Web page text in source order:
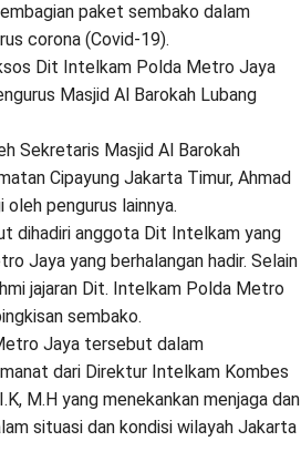
paket sembako dalam
corona (Covid-19).
Dit Intelkam Polda Metro Jaya
Masjid Al Barokah Lubang
Sekretaris Masjid Al Barokah
Cipayung Jakarta Timur, Ahmad
oleh pengurus lainnya.
dihadiri anggota Dit Intelkam yang
Jaya yang berhalangan hadir. Selain
jajaran Dit. Intelkam Polda Metro
sembako.
Jaya tersebut dalam
dari Direktur Intelkam Kombes
M.H yang menekankan menjaga dan
situasi dan kondisi wilayah Jakarta